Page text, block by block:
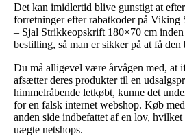
Det kan imidlertid blive gunstigt at
forretninger efter rabatkoder på
– Sjal Strikkeopskrift 180×70 cm
bestilling, så man er sikker på at få den
Du må alligevel være årvågen med, at
afsætter deres produkter til en
himmelråbende letkøbt, kunne det
for en falsk internet webshop. Køb
anden side indbefattet af en lov,
uægte netshops.